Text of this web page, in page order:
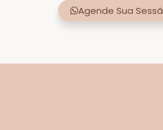
Agende Sua